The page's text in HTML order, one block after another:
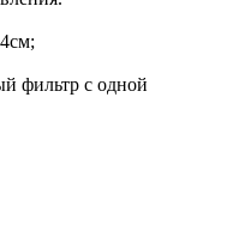
фильтр с одной